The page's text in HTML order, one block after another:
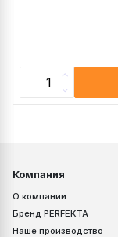
Компания
О компании
Бренд PERFEKTA
Наше производство